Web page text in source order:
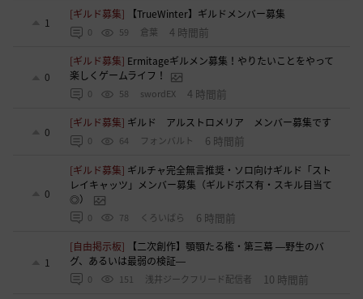
1
[ギルド募集] 【TrueWinter】ギルドメンバー募集
0 59 倉葉 4 時間前
0
[ギルド募集] Ermitageギルメン募集！やりたいことをやって
楽しくゲームライフ！
0 58 swordEX 4 時間前
0
[ギルド募集] ギルド アルストロメリア メンバー募集です
0 64 フォンバルト 6 時間前
0
[ギルド募集] ギルチャ完全無言推奨・ソロ向けギルド「スト
レイキャッツ」メンバー募集（ギルドボス有・スキル目当て
◎）
0 78 くろいばら 6 時間前
1
[自由掲示板]
【二次創作】顎顎たる檻・第三幕 ―野生のバ
グ、あるいは最弱の検証―
0 151 浅井ジークフリード配信者 10 時間前